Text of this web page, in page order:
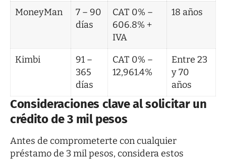
MoneyMan
7 – 90
días
CAT 0% –
606.8% +
IVA
18 años
Kimbi
91 –
365
días
CAT 0% –
12,961.4%
Entre 23
y 70
años
Consideraciones clave al solicitar un
crédito de 3 mil pesos
Antes de comprometerte con cualquier
préstamo de 3 mil pesos, considera estos